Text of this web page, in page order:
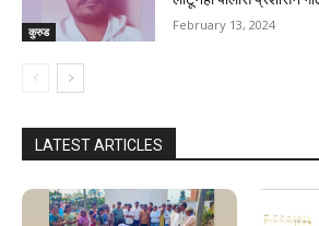
कुरुड February 13, 2024
LATEST ARTICLES